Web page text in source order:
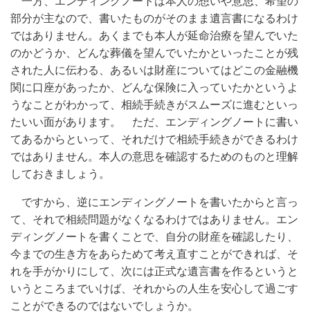
部分が主なので、書いたものがそのまま遺言書になるわけ
ではありません。あくまでも本人が延命治療を望んでいた
のかどうか、どんな葬儀を望んでいたかといったことが残
された人に伝わる、あるいは財産についてはどこの金融機
関に口座があったか、どんな保険に入っていたかというよ
うなことがわかって、相続手続きがスムーズに進むといっ
たいい面があります。 ただ、エンディングノートに書い
てあるからといって、それだけで相続手続きができるわけ
ではありません。本人の意思を確認するためのものと理解
しておきましょう。
ですから、逆にエンディングノートを書いたからと言っ
て、それで相続問題がなくなるわけではありません。エン
ディングノートを書くことで、自分の財産を確認したり、
今までの生き方をあらためて考え直すことができれば、そ
れを手がかりにして、次には正式な遺言書を作るというと
いうところまでいけば、それからの人生を安心して過ごす
ことができるのではないでしょうか。